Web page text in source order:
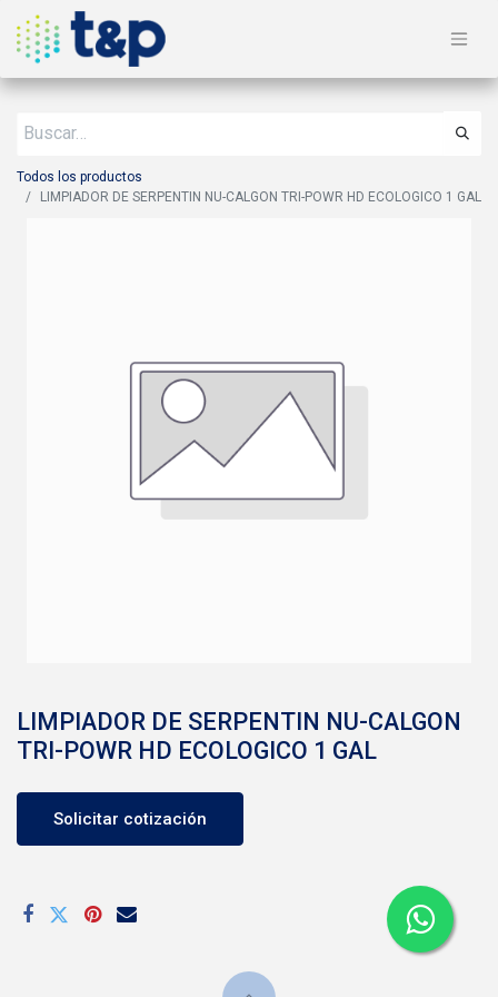
Todos los productos
LIMPIADOR DE SERPENTIN NU-CALGON TRI-POWR HD ECOLOGICO 1 GAL
LIMPIADOR DE SERPENTIN NU-CALGON
TRI-POWR HD ECOLOGICO 1 GAL
Solicitar cotización